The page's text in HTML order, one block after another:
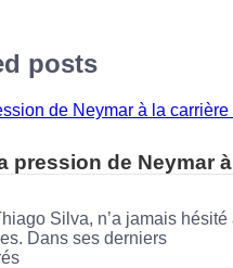
posts
pression de Neymar
Silva, n’a jamais hésité
Dans ses derniers